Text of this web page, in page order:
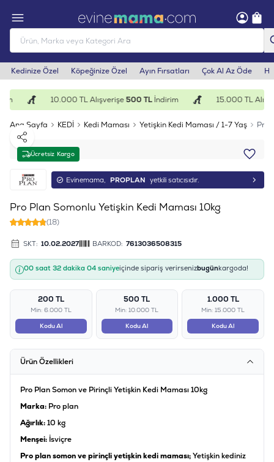
Kedinize Özel Köpeğinize Özel Ayın Fırsatları Çok Al Az Öde
10.000 TL Alışverişe500 TLİndirim 15.000 TL
Ana Sayfa KEDİ Kedi Maması Yetişkin Kedi Maması / 1-7 Yaş Pro
Ücretsiz Kargo
Paylaş
Evinemama, PROPLAN yetkili satıcısıdır.
Pro Plan Somonlu Yetişkin Kedi Maması 10kg
(18)
SKT: 10.02.2027 BARKOD: 7613036508315
00 saat 32 dakika 03 saniyeiçinde sipariş verirsenizbugünkargoda!
200 TL
Min: 6.000 TL
Kodu Al
500 TL
Min: 10.000 TL
Kodu Al
1.000 TL
Min: 15.000 TL
Kodu Al
Ürün Özellikleri
Pro Plan Somon ve Pirinçli Yetişkin Kedi Maması 10kg
Marka: Pro plan
Ağırlık:10 kg
Menşei: İsviçre
Pro plan somon ve pirinçli yetişkin kedi maması;Yetişkin kediniz